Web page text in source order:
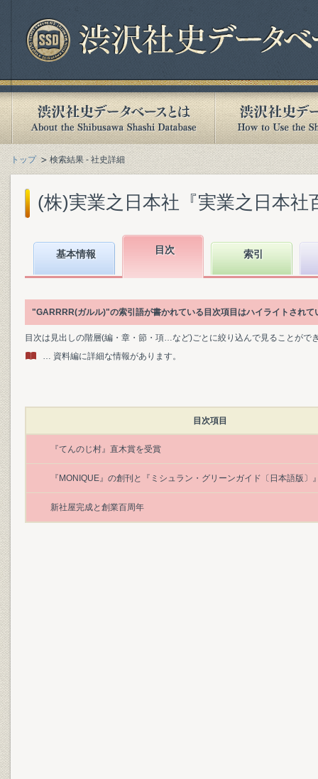
トップ 検索結果 - 社史詳細
(株)実業之日本社『実業之日本社
基本情報 目次 索引
"GARRRR(ガルル)"の索引語が書かれている目次項目はハイライトされて
目次は見出しの階層(編・章・節・項…など)ごとに絞り込んで見ることがで
… 資料編に詳細な情報があります。
目次項目
『てんのじ村』直木賞を受賞
『MONIQUE』の創刊と『ミシュラン・グリーンガイド〔日本語版〕
新社屋完成と創業百周年